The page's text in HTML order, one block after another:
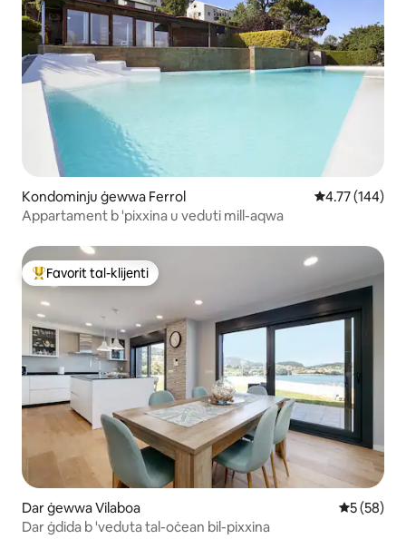
Kondominju ġewwa Ferrol Rating medju
4.77 (144)
Appartament b 'pixxina u veduti mill-aqwa
Wieħed mill-aqwa favoriti tal-klijenti
Favorit tal-klijenti
Dar ġewwa Vilaboa Rating
5 (58)
Dar ġdida b 'veduta tal-oċean bil-pixxina